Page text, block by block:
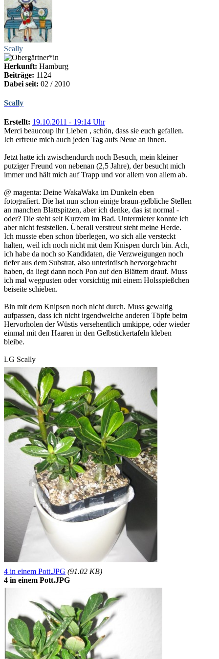
Scally
Herkunft: Hamburg
Beiträge: 1124
Dabei seit: 02 / 2010
Scally
Erstellt: 19.10.2011 - 19:14 Uhr
Merci beaucoup ihr Lieben , schön, dass sie euch gefallen.
Ich erfreue mich auch jeden Tag aufs Neue an ihnen.
Jetzt hatte ich zwischendurch noch Besuch, mein kleiner
putziger Freund von nebenan (2,5 Jahre), der besucht mich
immer und hält mich auf Trapp und vor allem von allem ab.
@ magenta: Deine WakaWaka im Dunkeln eben
fotografiert. Die hat nun schon einige braun-gelbliche Stellen
an manchen Blattspitzen, aber ich denke, das ist normal -
oder? Die steht seit Kurzem im Bad. Untermieter konnte ich
aber nicht feststellen. Überall verstreut steht meine Herde.
Ich musste eben schon überlegen, wo sich alle versteckt
halten, weil ich noch nicht mit dem Knispen durch bin. Ach,
ich habe da noch so Kandidaten, die Verzweigungen noch
tiefer aus dem Substrat, also unterirdisch hervorgebracht
haben, da liegt dann noch Pon auf den Blättern drauf. Muss
ich mal wegpusten oder vorsichtig mit einem Holsspießchen
beiseite schieben.
Bin mit dem Knipsen noch nicht durch. Muss gewaltig
aufpassen, dass ich nicht irgendwelche anderen Töpfe beim
Hervorholen der Wüstis versehentlich umkippe, oder wieder
einmal mit den Haaren in den Gelbstickertafeln kleben
bleibe.
LG Scally
4 in einem Pott.JPG (91.02 KB)
4 in einem Pott.JPG